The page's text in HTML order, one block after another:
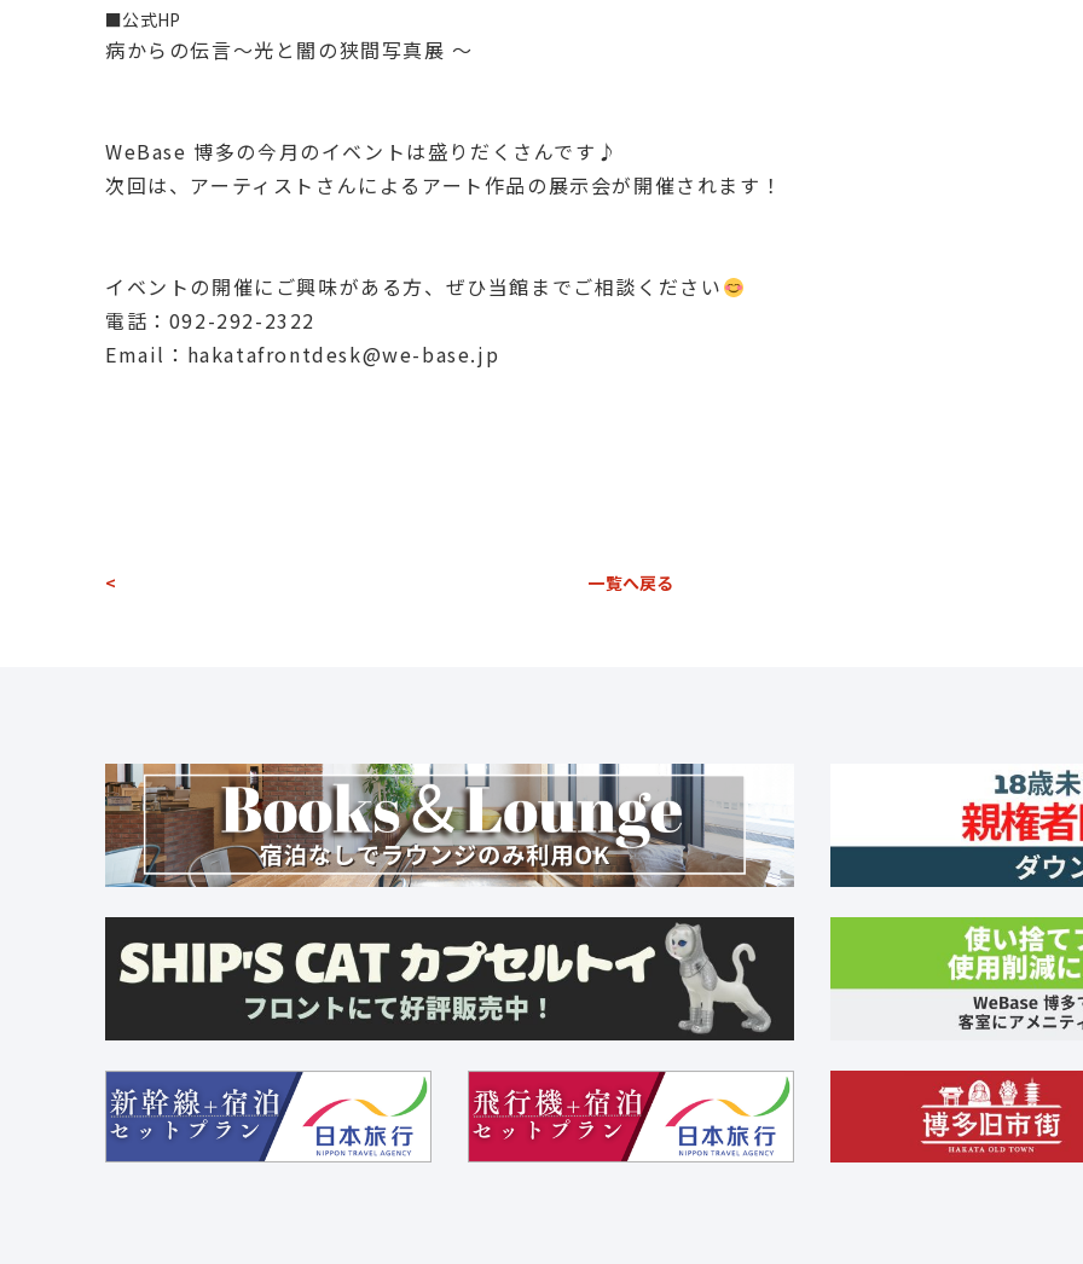
■公式HP
病からの伝言～光と闇の狭間写真展 ～
WeBase 博多の今月のイベントは盛りだくさんです♪
次回は、アーティストさんによるアート作品の展示会が開催されます！
イベントの開催にご興味がある方、ぜひ当館までご相談ください
電話：092-292-2322
Email： hakatafrontdesk@we-base.jp
一覧へ戻る
<